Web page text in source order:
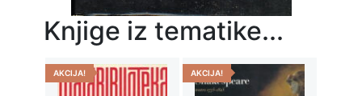
Knjige iz tematike...
AKCIJA! AKCIJA!